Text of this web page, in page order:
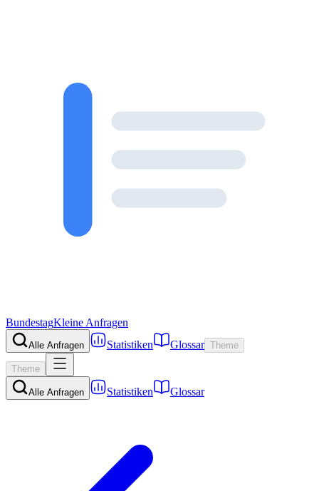
BundestagKleine Anfragen
Alle Anfragen Statistiken Glossar Theme
Theme
Alle Anfragen Statistiken Glossar